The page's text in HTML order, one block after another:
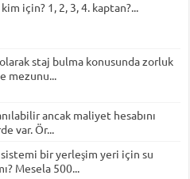
için? 1, 2, 3, 4. kaptan?...
staj bulma konusunda zorluk
mezunu...
ancak maliyet hesabını
var. Ör...
bir yerleşim yeri için su
Mesela 500...